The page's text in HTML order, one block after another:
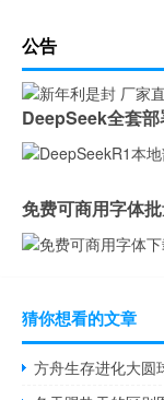
公告
DeepSeek全套
免费可商用字体
猜你想看的文章
方舟生存进化大圆